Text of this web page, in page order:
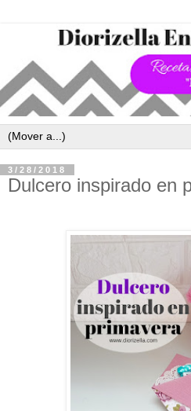
3/28/2018
Dulcero inspirado en